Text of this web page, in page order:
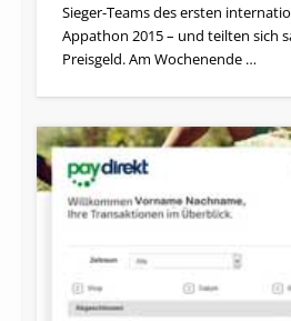
Sieger-Teams des ersten
Appathon 2015 – und teilten sich
Preisgeld. Am Wochenende …